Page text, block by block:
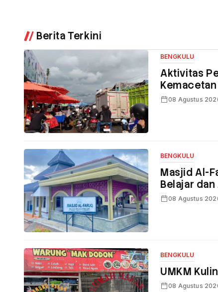
Berita Terkini
BENGKULU
Aktivitas
Kemacetan
08 Agustus
BENGKULU
Masjid Al-
Belajar
08 Agustus
BENGKULU
UMKM
08 Agustus